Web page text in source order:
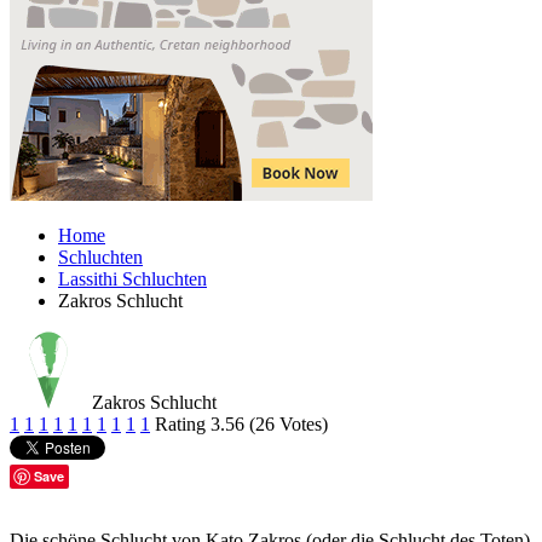
Home
Schluchten
Lassithi Schluchten
Zakros Schlucht
Zakros Schlucht
1 1 1 1 1 1 1 1 1 1 Rating 3.56 (26 Votes)
Save